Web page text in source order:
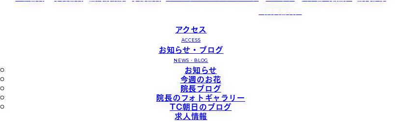
アクセス
ACCESS
お知らせ・ブログ
NEWS・BLOG
お知らせ
今週のお花
院長ブログ
院長のフォトギャラリー
TC朝日のブログ
求人情報